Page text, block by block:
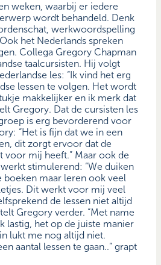
weken, waarbij er iedere
wordt behandeld. Denk
werkwoordspelling
het Nederlands spreken
Collega Gregory Chapman
taalcursisten. Hij volgt
les: “Ik vind het erg
lessen te volgen. Het wordt
makkelijker en ik merk dat
Gregory. Dat de cursisten les
is erg bevorderend voor
“Het is fijn dat we in een
dit zorgt ervoor dat de
voor mij heeft.” Maar ook de
stimulerend: “We duiken
boeken maar leren ook veel
Dit werkt voor mij veel
de lessen niet altijd
Gregory verder. “Met name
lastig, het op de juiste manier
lukt me nog altijd niet.
aantal lessen te gaan..” grapt